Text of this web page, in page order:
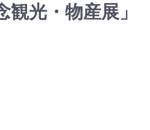
光・物産展」